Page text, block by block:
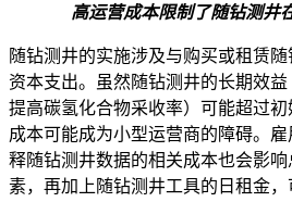
高运营成本限制了随钻测井
随钻测井的实施涉及与购买或租赁
资本支出。虽然随钻测井的长期效
提高碳氢化合物采收率）可能超过
成本可能成为小型运营商的障碍。
释随钻测井数据的相关成本也会影
素，再加上随钻测井工具的日租金